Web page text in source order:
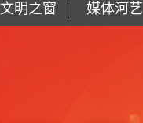
文明之窗 媒体河艺